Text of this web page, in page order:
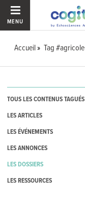
MENU
Accueil Tag #agricole
TOUS LES CONTENUS TAGUÉS
LES ARTICLES
LES ÉVÉNEMENTS
LES ANNONCES
LES DOSSIERS
LES RESSOURCES